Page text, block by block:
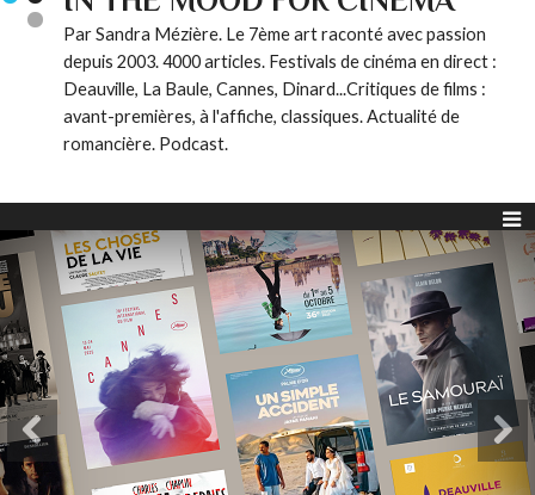
Par Sandra Mézière. Le 7ème art raconté avec passion
depuis 2003. 4000 articles. Festivals de cinéma en direct :
Deauville, La Baule, Cannes, Dinard...Critiques de films :
avant-premières, à l'affiche, classiques. Actualité de
romancière. Podcast.